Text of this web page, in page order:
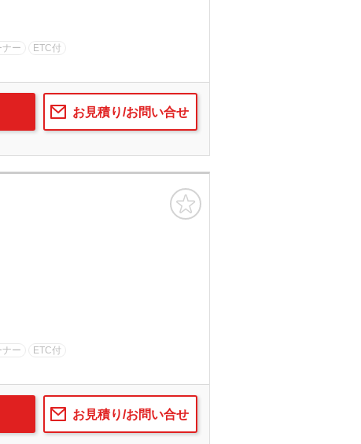
ナー ETC付
お見積り/お問い合せ
ナー ETC付
お見積り/お問い合せ